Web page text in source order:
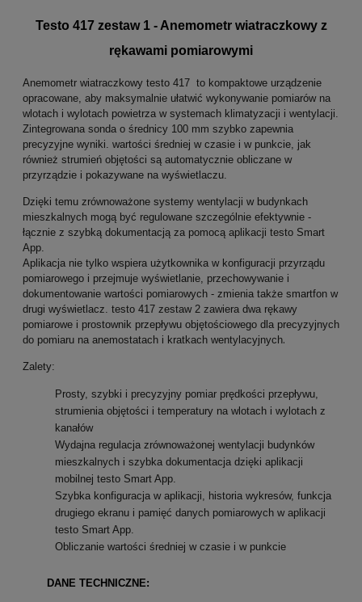
Testo 417 zestaw 1 - Anemometr wiatraczkowy z
rękawami pomiarowymi
Anemometr wiatraczkowy testo 417 to kompaktowe urządzenie
opracowane, aby maksymalnie ułatwić wykonywanie pomiarów na
wlotach i wylotach powietrza w systemach klimatyzacji i wentylacji.
Zintegrowana sonda o średnicy 100 mm szybko zapewnia
precyzyjne wyniki. wartości średniej w czasie i w punkcie, jak
również strumień objętości są automatycznie obliczane w
przyrządzie i pokazywane na wyświetlaczu.
Dzięki temu zrównoważone systemy wentylacji w budynkach
mieszkalnych mogą być regulowane szczególnie efektywnie -
łącznie z szybką dokumentacją za pomocą aplikacji testo Smart
App.
Aplikacja nie tylko wspiera użytkownika w konfiguracji przyrządu
pomiarowego i przejmuje wyświetlanie, przechowywanie i
dokumentowanie wartości pomiarowych - zmienia także smartfon w
drugi wyświetlacz. testo 417 zestaw 2 zawiera dwa rękawy
pomiarowe i prostownik przepływu objętościowego dla precyzyjnych
do pomiaru na anemostatach i kratkach wentylacyjnych.
Zalety:
Prosty, szybki i precyzyjny pomiar prędkości przepływu,
strumienia objętości i temperatury na wlotach i wylotach z
kanałów
Wydajna regulacja zrównoważonej wentylacji budynków
mieszkalnych i szybka dokumentacja dzięki aplikacji
mobilnej testo Smart App.
Szybka konfiguracja w aplikacji, historia wykresów, funkcja
drugiego ekranu i pamięć danych pomiarowych w aplikacji
testo Smart App.
Obliczanie wartości średniej w czasie i w punkcie
DANE TECHNICZNE: